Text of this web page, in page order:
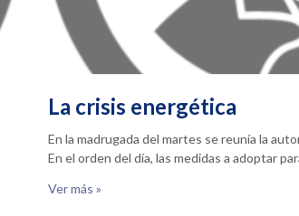
La crisis energética
En la madrugada del martes se reunía la
En el orden del día, las medidas a adoptar
Ver más »